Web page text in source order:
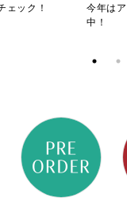
ェック！
今年は
中！